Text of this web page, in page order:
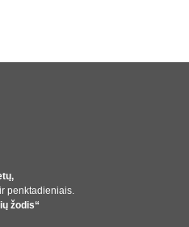
penktadieniais.
žodis“